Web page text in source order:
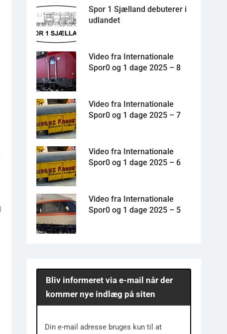
Spor 1 Sjælland debuterer i
udlandet
Video fra Internationale
Spor0 og 1 dage 2025 – 8
Video fra Internationale
Spor0 og 1 dage 2025 – 7
Video fra Internationale
Spor0 og 1 dage 2025 – 6
Video fra Internationale
Spor0 og 1 dage 2025 – 5
Bliv informeret via e-mail når der
kommer nye indlæg på siten
Din e-mail adresse bruges kun til at